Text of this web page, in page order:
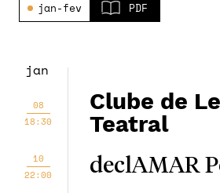
jan-fev PDF
jan
08
18:30
Clube de
Teatral
10
22:00
declAMAR